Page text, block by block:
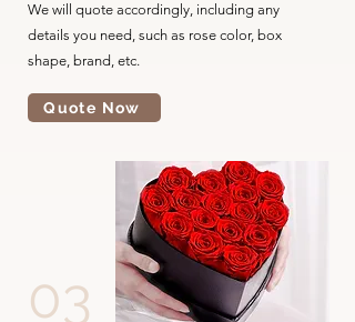
We will quote accordingly, including any
details you need, such as rose color, box
shape, brand, etc.
Quote Now
03